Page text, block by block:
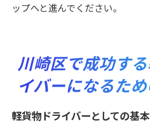
ップへと進んでください。
川崎区で成功す
イバーになるた
軽貨物ドライバーとしての基